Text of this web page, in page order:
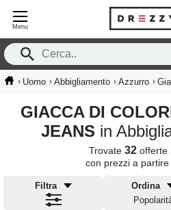
Menu
› Uomo › Abbigliamento › Azzurro ›
GIACCA DI COLORE AZZURRO IN
JEANS in
Trovate 32offerte
con prezzi a partire
Filtra
Ordina